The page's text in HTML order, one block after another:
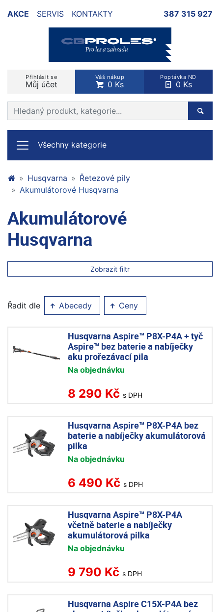
AKCE SERVIS KONTAKTY 387 315 927
Přihlásit se
Můj účet
Váš nákup
0 Ks
Poptávka ND
0 Ks
Prohledat web
Všechny kategorie
Husqvarna
Řetezové pily
Akumulátorové Husqvarna
Akumulátorové
Husqvarna
Zobrazit filtr
Řadit dle Abecedy Ceny
Husqvarna Aspire™ P8X-P4A + tyč
Aspire™ bez baterie a nabíječky
aku prořezávací pila
Na objednávku
8 290 Kč s DPH
Husqvarna Aspire™ P8X-P4A bez
baterie a nabíječky akumulátorová
pilka
Na objednávku
6 490 Kč s DPH
Husqvarna Aspire™ P8X-P4A
včetně baterie a nabíječky
akumulátorová pilka
Na objednávku
9 790 Kč s DPH
Husqvarna Aspire C15X-P4A bez